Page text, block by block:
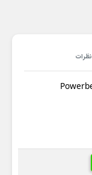
نظرات